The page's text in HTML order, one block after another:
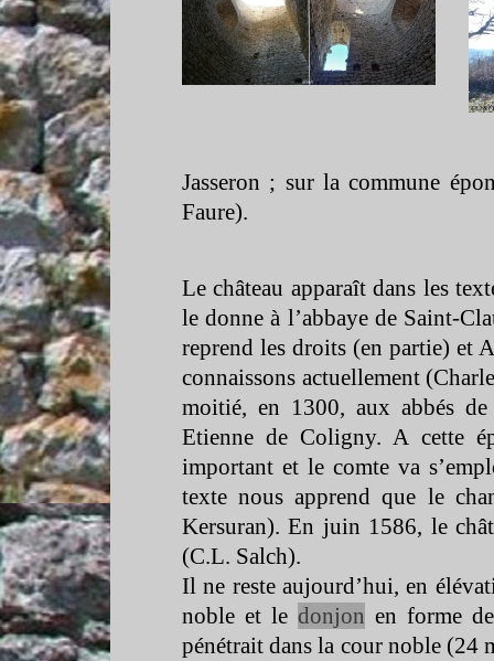
Jasseron ; sur la commune
Faure).
Le château apparaît dans les
le donne à l’abbaye de Saint-
reprend les droits (en partie) et
connaissons actuellement
moitié, en 1300, aux abbés
Etienne de Coligny. A cette
important et le comte va
texte nous apprend que le
Kersuran). En juin 1586, le
(C.L. Salch).
Il ne reste aujourd’hui, en
noble et ledonjon en forme
pénétrait dans la cour noble (24